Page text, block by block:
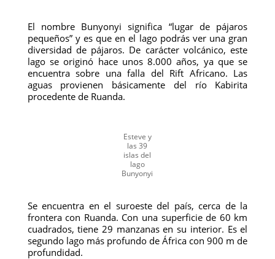
El nombre Bunyonyi significa “lugar de pájaros
pequeños” y es que en el lago podrás ver una gran
diversidad de pájaros. De carácter volcánico, este
lago se originó hace unos 8.000 años, ya que se
encuentra sobre una falla del Rift Africano. Las
aguas provienen básicamente del río Kabirita
procedente de Ruanda.
Esteve y
las 39
islas del
lago
Bunyonyi
Se encuentra en el suroeste del país, cerca de la
frontera con Ruanda. Con una superficie de 60 km
cuadrados, tiene 29 manzanas en su interior. Es el
segundo lago más profundo de África con 900 m de
profundidad.